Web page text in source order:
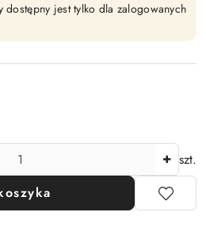
jest tylko dla zalogowanych
szt.